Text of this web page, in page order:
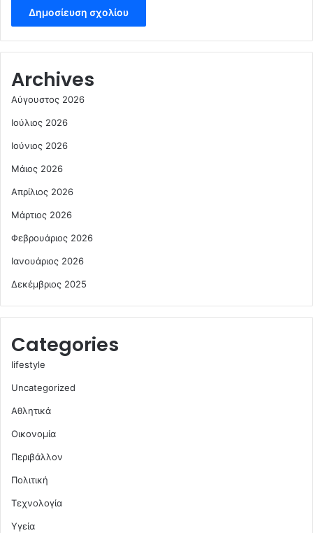
Archives
Αύγουστος 2026
Ιούλιος 2026
Ιούνιος 2026
Μάιος 2026
Απρίλιος 2026
Μάρτιος 2026
Φεβρουάριος 2026
Ιανουάριος 2026
Δεκέμβριος 2025
Categories
lifestyle
Uncategorized
Αθλητικά
Οικονομία
Περιβάλλον
Πολιτική
Τεχνολογία
Υγεία